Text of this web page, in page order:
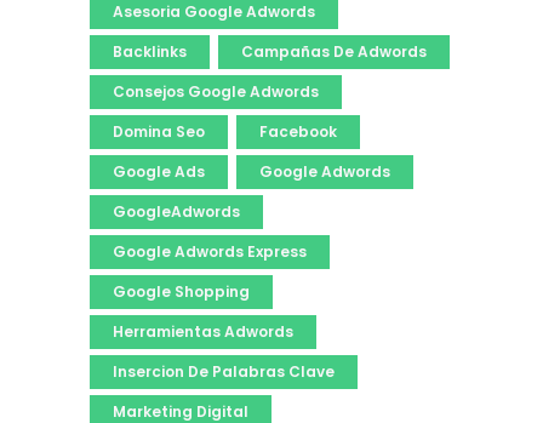
Asesoria Google Adwords
Backlinks
Campañas De Adwords
Consejos Google Adwords
Domina Seo
Facebook
Google Ads
Google Adwords
GoogleAdwords
Google Adwords Express
Google Shopping
Herramientas Adwords
Insercion De Palabras Clave
Marketing Digital